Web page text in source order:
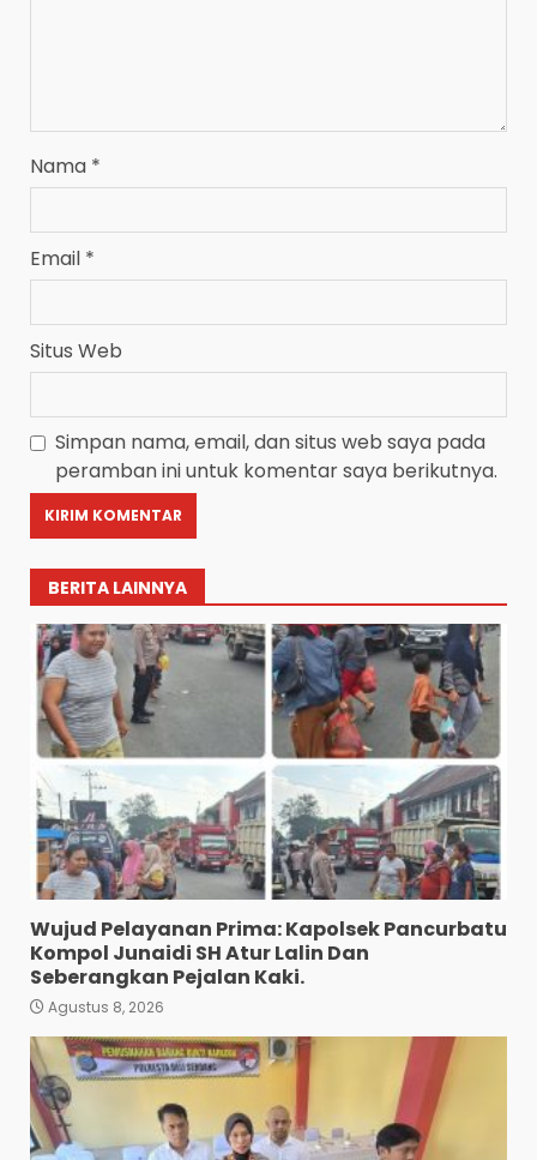
Nama *
Email *
Situs Web
Simpan nama, email, dan situs web saya pada
peramban ini untuk komentar saya berikutnya.
BERITA LAINNYA
Wujud Pelayanan Prima: Kapolsek Pancurbatu
Kompol Junaidi SH Atur Lalin Dan
Seberangkan Pejalan Kaki.
Agustus 8, 2026
3
Polres Tapanuli Selatan
Ungkap Kasus Pembunuhan
Disertai Kekerasan Seksual
terhadap Anak, Pelaku
Ditangkap